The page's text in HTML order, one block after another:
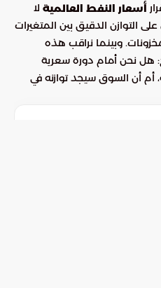
أسعار النفط العالمية لا
التوازن الدقيق بين المتغيرات
وبينما نراقب هذه
هل نحن أمام دورة سعرية
أم أن السوق سيجد توازنه في